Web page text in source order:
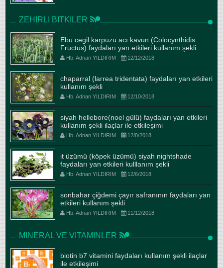
ZEHIRLI BITKILER
Ebu cegil karpuzu acı kavun (Colocynthidis
Fructus) faydaları yan etkileri kullanım şekli
Hb. Adnan YILDIRIM 12/12/2018
chaparral (larrea tridentata) faydaları yan etkileri
kullanım şekli
Hb. Adnan YILDIRIM 12/10/2018
siyah hellebore(noel gülü) faydaları yan etkileri
kullanım şekli ilaçlar ile etkileşimi
Hb. Adnan YILDIRIM 12/8/2018
it üzümü (köpek üzümü) siyah nightshade
faydaları yan etkileri kulllanım şekli
Hb. Adnan YILDIRIM 12/6/2018
sonbahar çiğdemi çayır safranının faydaları yan
etkileri kullanım şekli
Hb. Adnan YILDIRIM 11/12/2018
MINERAL VE VITAMINLER
biotin b7 vitamini faydaları kullanım şekli ilaçlar
ile etkileşimi